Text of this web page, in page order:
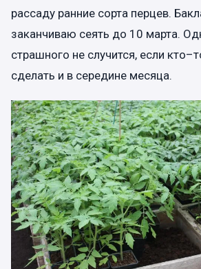
рассаду ранние сорта перцев.
заканчиваю сеять до 10 марта.
страшного не случится, если
сделать и в середине месяца.